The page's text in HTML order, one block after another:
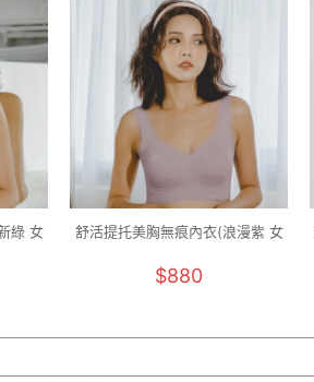
綠 女
舒活提托美胸無痕內衣(浪漫紫 女
$880